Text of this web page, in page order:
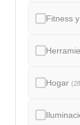
Fitness
Hogar